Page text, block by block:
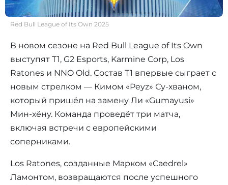
Red Bull League of Its Own 2025
В новом сезоне на Red Bull League of Its Own
выступят T1, G2 Esports, Karmine Corp, Los
Ratones и NNO Old. Состав T1 впервые сыграет с
новым стрелком — Кимом «Peyz» Су-хваном,
который пришёл на замену Ли «Gumayusi»
Мин-хёну. Команда проведёт три матча,
включая встречи с европейскими
соперниками.
Los Ratones, созданные Марком «Caedrel»
Ламонтом, возвращаются после успешного